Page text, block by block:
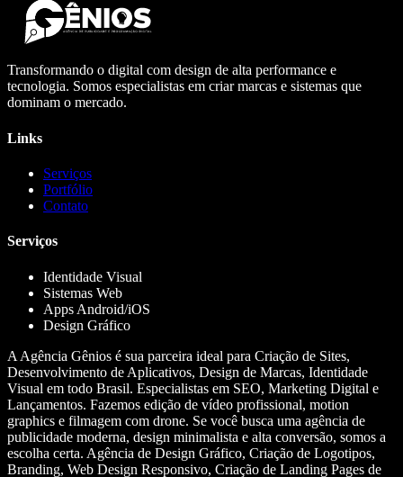
Transformando o digital com design de alta performance e
tecnologia. Somos especialistas em criar marcas e sistemas que
dominam o mercado.
Links
Serviços
Portfólio
Contato
Serviços
Identidade Visual
Sistemas Web
Apps Android/iOS
Design Gráfico
A Agência Gênios é sua parceira ideal para Criação de Sites,
Desenvolvimento de Aplicativos, Design de Marcas, Identidade
Visual em todo Brasil. Especialistas em SEO, Marketing Digital e
Lançamentos. Fazemos edição de vídeo profissional, motion
graphics e filmagem com drone. Se você busca uma agência de
publicidade moderna, design minimalista e alta conversão, somos a
escolha certa. Agência de Design Gráfico, Criação de Logotipos,
Branding, Web Design Responsivo, Criação de Landing Pages de